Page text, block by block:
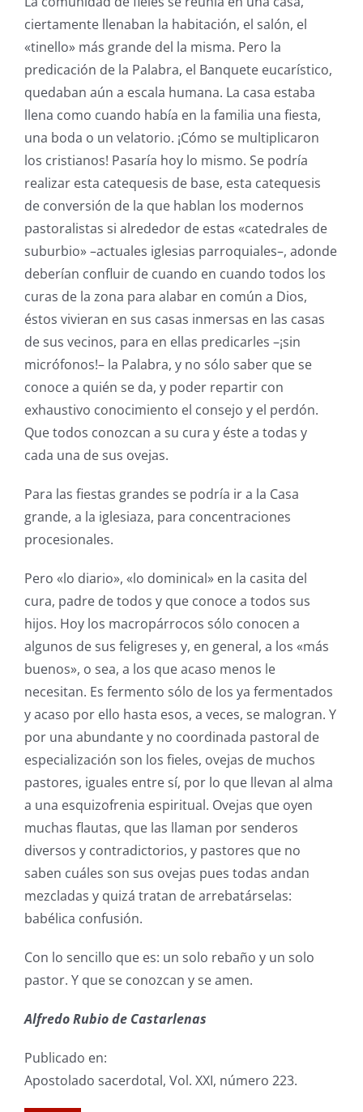
ciertamente llenaban la habitación, el salón, el
«tinello» más grande del la misma. Pero la
predicación de la Palabra, el Banquete eucarístico,
quedaban aún a escala humana. La casa estaba
llena como cuando había en la familia una fiesta,
una boda o un velatorio. ¡Cómo se multiplicaron
los cristianos! Pasaría hoy lo mismo. Se podría
realizar esta catequesis de base, esta catequesis
de conversión de la que hablan los modernos
pastoralistas si alrededor de estas «catedrales de
suburbio» –actuales iglesias parroquiales–, adonde
deberían confluir de cuando en cuando todos los
curas de la zona para alabar en común a Dios,
éstos vivieran en sus casas inmersas en las casas
de sus vecinos, para en ellas predicarles –¡sin
micrófonos!– la Palabra, y no sólo saber que se
conoce a quién se da, y poder repartir con
exhaustivo conocimiento el consejo y el perdón.
Que todos conozcan a su cura y éste a todas y
cada una de sus ovejas.
Para las fiestas grandes se podría ir a la Casa
grande, a la iglesiaza, para concentraciones
procesionales.
Pero «lo diario», «lo dominical» en la casita del
cura, padre de todos y que conoce a todos sus
hijos. Hoy los macropárrocos sólo conocen a
algunos de sus feligreses y, en general, a los «más
buenos», o sea, a los que acaso menos le
necesitan. Es fermento sólo de los ya fermentados
y acaso por ello hasta esos, a veces, se malogran. Y
por una abundante y no coordinada pastoral de
especialización son los fieles, ovejas de muchos
pastores, iguales entre sí, por lo que llevan al alma
a una esquizofrenia espiritual. Ovejas que oyen
muchas flautas, que las llaman por senderos
diversos y contradictorios, y pastores que no
saben cuáles son sus ovejas pues todas andan
mezcladas y quizá tratan de arrebatárselas:
babélica confusión.
Con lo sencillo que es: un solo rebaño y un solo
pastor. Y que se conozcan y se amen.
Alfredo Rubio de Castarlenas
Publicado en:
Apostolado sacerdotal, Vol. XXI, número 223.